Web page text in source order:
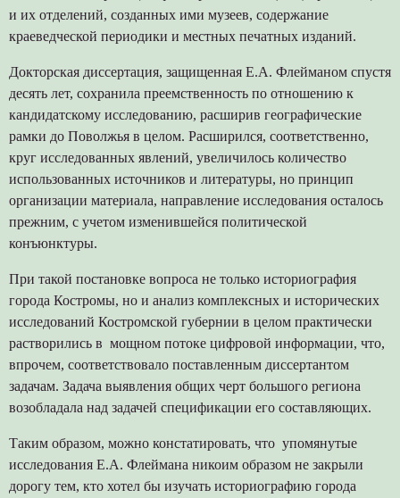
и их отделений, созданных ими музеев, содержание
краеведческой периодики и местных печатных изданий.
Докторская диссертация, защищенная Е.А. Флейманом спустя
десять лет, сохранила преемственность по отношению к
кандидатскому исследованию, расширив географические
рамки до Поволжья в целом. Расширился, соответственно,
круг исследованных явлений, увеличилось количество
использованных источников и литературы, но принцип
организации материала, направление исследования осталось
прежним, с учетом изменившейся политической
конъюнктуры.
При такой постановке вопроса не только историография
города Костромы, но и анализ комплексных и исторических
исследований Костромской губернии в целом практически
растворились в мощном потоке цифровой информации, что,
впрочем, соответствовало поставленным диссертантом
задачам. Задача выявления общих черт большого региона
возобладала над задачей спецификации его составляющих.
Таким образом, можно констатировать, что упомянутые
исследования Е.А. Флеймана никоим образом не закрыли
дорогу тем, кто хотел бы изучать историографию города